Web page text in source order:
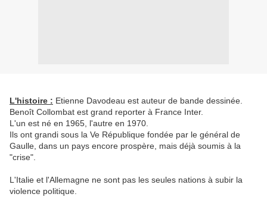
L'histoire : Etienne Davodeau est auteur de bande dessinée.
Benoît Collombat est grand reporter à France Inter.
L'un est né en 1965, l'autre en 1970.
Ils ont grandi sous la Ve République fondée par le général de
Gaulle, dans un pays encore prospère, mais déjà soumis à la
"crise".
L'Italie et l'Allemagne ne sont pas les seules nations à subir la
violence politique.